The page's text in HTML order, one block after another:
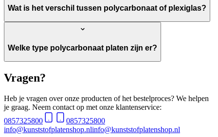
Wat is het verschil tussen polycarbonaat of plexiglas?
Welke type polycarbonaat platen zijn er?
Vragen?
Heb je vragen over onze producten of het bestelproces? We helpen
je graag. Neem contact op met onze klantenservice:
0857325800
0857325800
info@kunststofplatenshop.nlinfo@kunststofplatenshop.nl